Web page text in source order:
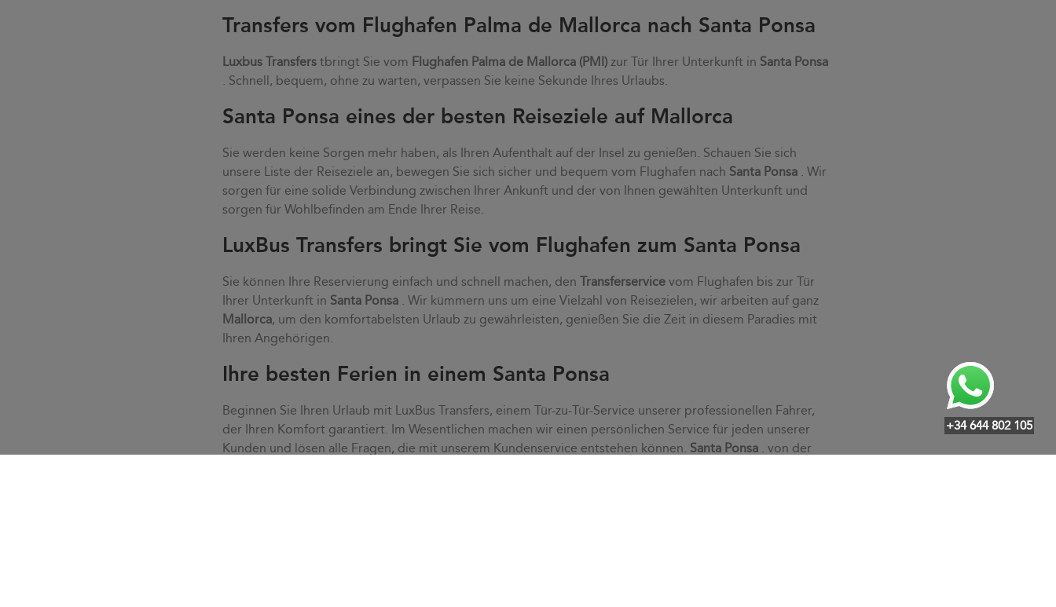
+34 644 802 105
Transfers vom Flughafen Palma de Mallorca nach Santa Ponsa
Luxbus Transfers tbringt Sie vom Flughafen Palma de Mallorca (PMI) zur Tür Ihrer Unterkunft in Santa Ponsa
. Schnell, bequem, ohne zu warten, verpassen Sie keine Sekunde Ihres Urlaubs.
Santa Ponsa eines der besten Reiseziele auf Mallorca
Sie werden keine Sorgen mehr haben, als Ihren Aufenthalt auf der Insel zu genießen. Schauen Sie sich
unsere Liste der Reiseziele an, bewegen Sie sich sicher und bequem vom Flughafen nach Santa Ponsa
. Wir
sorgen für eine solide Verbindung zwischen Ihrer Ankunft und der von Ihnen gewählten Unterkunft und
sorgen für Wohlbefinden am Ende Ihrer Reise.
LuxBus Transfers bringt Sie vom Flughafen zum Santa Ponsa
Sie können Ihre Reservierung einfach und schnell machen, denTransferservice vom Flughafen bis zur Tür
Ihrer Unterkunft in Santa Ponsa
. Wir kümmern uns um eine Vielzahl von Reisezielen, wir arbeiten auf ganz
Mallorca, um den komfortabelsten Urlaub zu gewährleisten, genießen Sie die Zeit in diesem Paradies mit
Ihren Angehörigen.
Ihre besten Ferien in einem Santa Ponsa
Beginnen Sie Ihren Urlaub mit LuxBus Transfers, einem Tür-zu-Tür-Service unserer professionellen Fahrer,
der Ihren Komfort garantiert. Im Wesentlichen machen wir einen persönlichen Service für jeden unserer
Kunden und lösen alle Fragen, die mit unserem Kundenservice entstehen können. Santa Ponsa
. von der